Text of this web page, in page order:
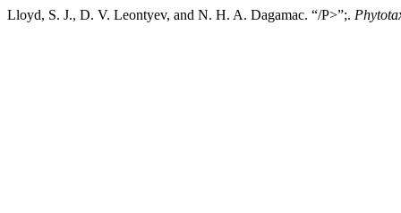
Lloyd, S. J., D. V. Leontyev, and N. H. A. Dagamac. “/P>”;.